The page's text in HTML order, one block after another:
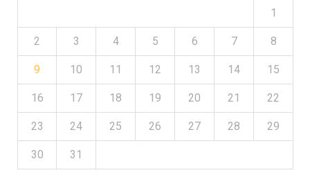
1
2 3 4 5 6 7 8
9 10 11 12 13 14 15
16 17 18 19 20 21 22
23 24 25 26 27 28 29
30 31